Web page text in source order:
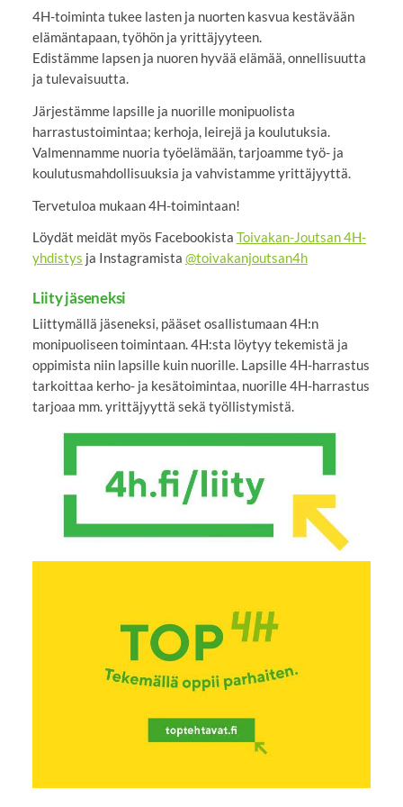
4H-toiminta tukee lasten ja nuorten kasvua kestävään
elämäntapaan, työhön ja yrittäjyyteen.
Edistämme lapsen ja nuoren hyvää elämää, onnellisuutta
ja tulevaisuutta.
Järjestämme lapsille ja nuorille monipuolista
harrastustoimintaa; kerhoja, leirejä ja koulutuksia.
Valmennamme nuoria työelämään, tarjoamme työ- ja
koulutusmahdollisuuksia ja vahvistamme yrittäjyyttä.
Tervetuloa mukaan 4H-toimintaan!
Löydät meidät myös Facebookista Toivakan-Joutsan 4H-
yhdistys ja Instagramista @toivakanjoutsan4h
Liity jäseneksi
Liittymällä jäseneksi, pääset osallistumaan 4H:n
monipuoliseen toimintaan. 4H:sta löytyy tekemistä ja
oppimista niin lapsille kuin nuorille. Lapsille 4H-harrastus
tarkoittaa kerho- ja kesätoimintaa, nuorille 4H-harrastus
tarjoaa mm. yrittäjyyttä sekä työllistymistä.